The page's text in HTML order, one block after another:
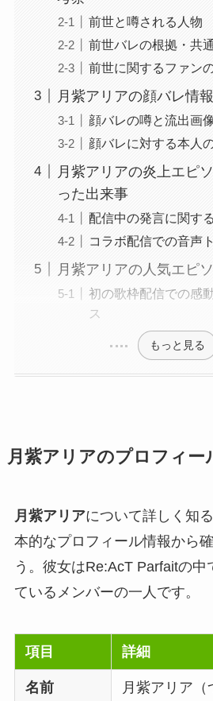
前世と噂される人物
前世バレの根拠・共
前世に関するファン
月紫アリアの顔バレ情報
顔バレの噂と流出画
顔バレに対する本人
月紫アリアの炎上エピ
った出来事
配信中の発言に関す
コラボ配信での音声
月紫アリアの人気エピ
初の歌枠配信での感
ス
もっと見る
月紫アリアのプロフィー
月紫アリアについて詳しく知
本的なプロフィール情報から
う。彼女はRe:AcT Parfaitの中
ているメンバーの一人です。
項目 詳細
名前
月紫アリア（